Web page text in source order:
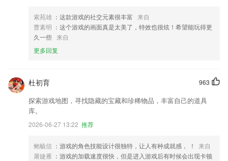
索苑雄 ：这款游戏的社交元素很丰富 来自
曹素明 ：这个游戏的画面真是太美了，特效也很炫！希望能玩得更
久一些 来自
更多回复
963
杜初育
探索游戏地图，寻找隐藏的宝藏和珍稀物品，丰富自己的道具
库。
2026-06-27 13:22 推荐
鲍毓信 ：游戏的角色技能设计很独特，让人有种成就感， ！
来自
屠婕雁 ：游戏的加载速度很快，但是进入游戏后有时候会出现卡顿